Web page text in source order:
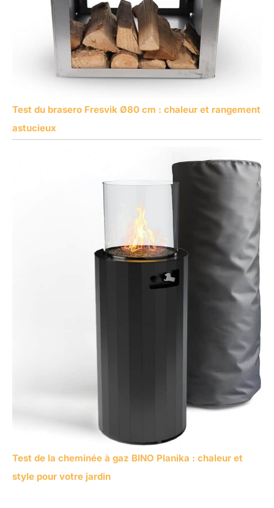
Test du brasero Fresvik Ø80 cm : chaleur et rangement
astucieux
Test de la cheminée à gaz BINO Planika : chaleur et
style pour votre jardin